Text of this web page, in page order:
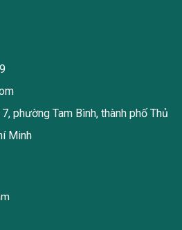
phường Tam Bình, thành phố Thủ
Minh